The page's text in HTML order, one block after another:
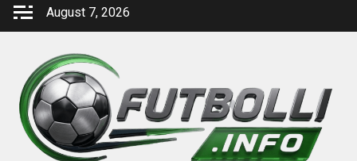
Skip
August 7, 2026